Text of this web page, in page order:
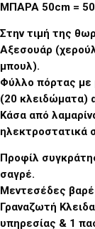
ΜΠΑΡΑ 50cm =
Στην τιμή της
Αξεσουάρ
μπουλ).
Φύλλο πόρτας με
(20 κλειδώματα)
Κάσα από
ηλεκτροστατικά
Προφίλ
σαγρέ.
Μεντεσέδες
Γραναζωτή
υπηρεσίας & 1